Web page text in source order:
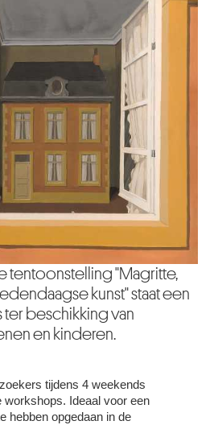
tentoonstelling "Magritte,
kunst" staat een
ter beschikking van
en kinderen.
tijdens 4 weekends
workshops. Ideaal voor een
hebben opgedaan in de